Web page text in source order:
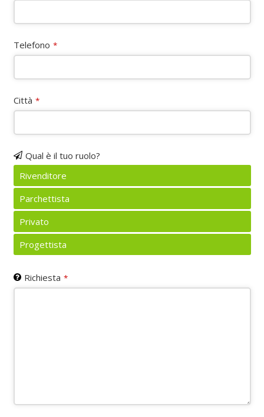
Contact
Email *
Telefono *
Città *
Qual è il tuo ruolo?
Rivenditore
Parchettista
Privato
Progettista
Richiesta *